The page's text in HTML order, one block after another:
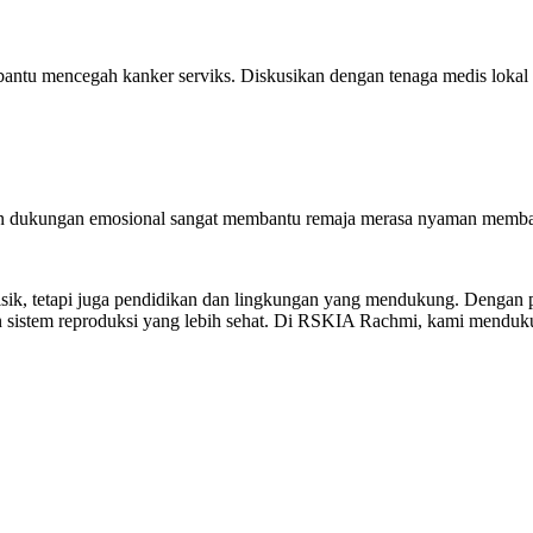
mencegah kanker serviks. Diskusikan dengan tenaga medis
emosional sangat membantu remaja merasa nyaman
tetapi juga pendidikan dan lingkungan yang mendukung. Dengan
sistem reproduksi yang lebih sehat. Di RSKIA Rachmi, kami